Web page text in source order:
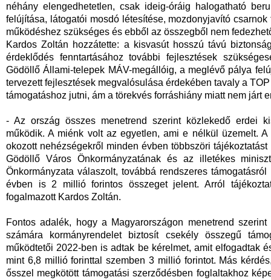
néhány elengedhetetlen, csak ideig-óráig halogatható
felújítása, látogatói mosdó létesítése, mozdonyjavító
működéshez szükséges és ebből az összegből nem
Kardos Zoltán hozzátette: a kisvasút hosszú távú
érdeklődés fenntartásához további fejlesztések
Gödöllő Állami-telepek MÁV-megállóig, a meglévő pálya
tervezett fejlesztések megvalósulása érdekében tavaly a
támogatáshoz jutni, ám a törekvés forráshiány miatt nem járt
- Az ország összes menetrend szerint közlekedő erdei
működik. A miénk volt az egyetlen, ami e nélkül üzemelt.
okozott nehézségekről minden évben többszöri
Gödöllő Város Önkormányzatának és az illetékes
Önkormányzata válaszolt, továbbá rendszeres
évben is 2 millió forintos összeget jelent. Arról
fogalmazott Kardos Zoltán.
Fontos adalék, hogy a Magyarországon menetrend
számára kormányrendelet biztosít csekély összegű
működtetői 2022-ben is adtak be kérelmet, amit elfogadtak
mint 6,8 millió forinttal szemben 3 millió forintot. Más
ősszel megkötött támogatási szerződésben foglaltakhoz